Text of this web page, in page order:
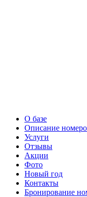
О базе
Описание
Услуги
Отзывы
Акции
Фото
Новый год
Контакты
Бронирование